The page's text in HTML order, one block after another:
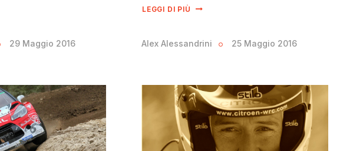
29 Maggio 2016
LEGGI DI PIÙ
Alex Alessandrini 25 Maggio 2016